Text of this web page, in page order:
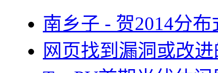
南乡子 - 贺2014分
网页找到漏洞或改